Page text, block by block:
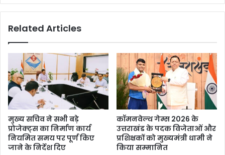
म
दी
या
शो
क
2
द
न
हीं
मि
गी
एं
ट्री
Related Articles
मुख्य सचिव ने सभी बड़े
प्रोजेक्ट्स का निर्माण कार्य
नियमित समय पर पूर्ण किए
जाने के निर्देश दिए
कॉमनवेल्थ गेम्स 2026 के
उत्तराखंड के पदक विजेताओं और
प्रशिक्षकों को मुख्यमंत्री धामी ने
किया सम्मानित